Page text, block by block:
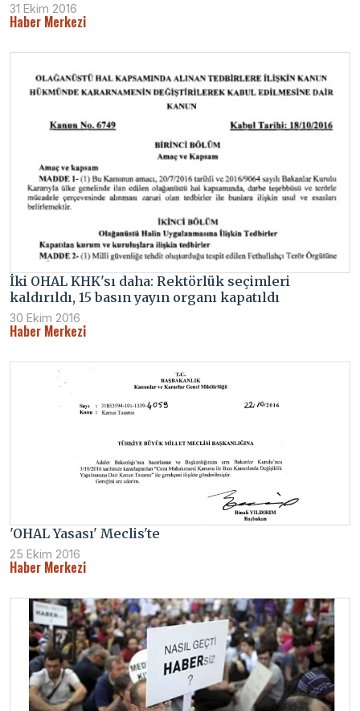
31 Ekim 2016
Haber Merkezi
İki OHAL KHK'sı daha: Rektörlük seçimleri
kaldırıldı, 15 basın yayın organı kapatıldı
30 Ekim 2016
Haber Merkezi
'OHAL Yasası' Meclis'te
25 Ekim 2016
Haber Merkezi